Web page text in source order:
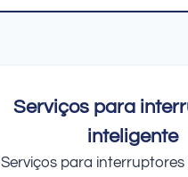
Serviços para
inteligente
Serviços para interruptores